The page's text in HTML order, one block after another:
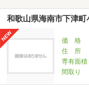
和歌山県海南市下津町
価 格
住 所
専有面積
間取り